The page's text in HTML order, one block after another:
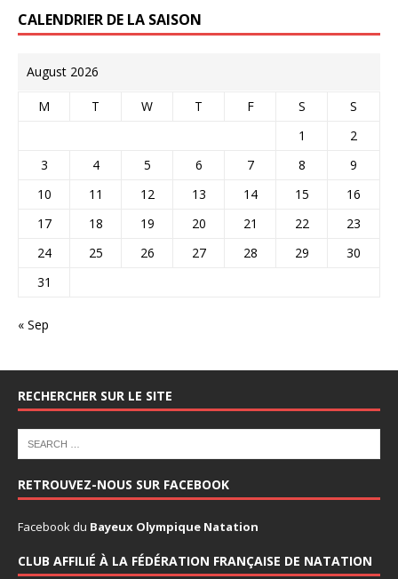
CALENDRIER DE LA SAISON
August 2026
M T W T F S
S
1
2
3
4 5 6 7 8
9
10
11 12 13 14 15
16
17
18 19 20 21 22
23
24
25 26 27 28 29
30
31
« Sep
RECHERCHER SUR LE SITE
RETROUVEZ-NOUS SUR FACEBOOK
Facebook du Bayeux Olympique Natation
CLUB AFFILIÉ À LA FÉDÉRATION FRANÇAISE DE NATATION